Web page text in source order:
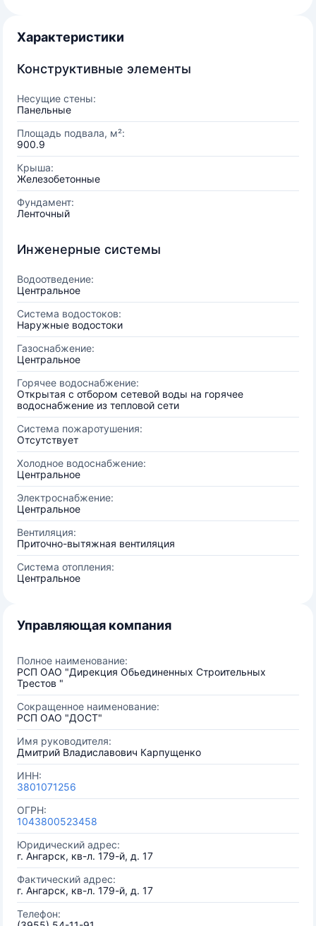
Характеристики
Конструктивные элементы
Несущие стены:
Панельные
Площадь подвала, м²:
900.9
Крыша:
Железобетонные
Фундамент:
Ленточный
Инженерные системы
Водоотведение:
Центральное
Система водостоков:
Наружные водостоки
Газоснабжение:
Центральное
Горячее водоснабжение:
Открытая с отбором сетевой воды на горячее
водоснабжение из тепловой сети
Система пожаротушения:
Отсутствует
Холодное водоснабжение:
Центральное
Электроснабжение:
Центральное
Вентиляция:
Приточно-вытяжная вентиляция
Система отопления:
Центральное
Управляющая компания
Полное наименование:
РСП ОАО "Дирекция Обьединенных Строительных
Трестов "
Сокращенное наименование:
РСП ОАО "ДОСТ"
Имя руководителя:
Дмитрий Владиславович Карпущенко
ИНН:
3801071256
ОГРН:
1043800523458
Юридический адрес:
г. Ангарск, кв-л. 179-й, д. 17
Фактический адрес:
г. Ангарск, кв-л. 179-й, д. 17
Телефон: